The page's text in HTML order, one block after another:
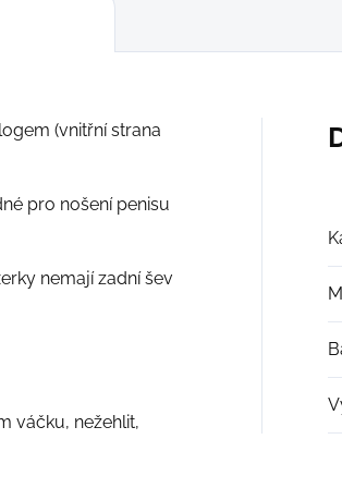
(vnitřní strana
pro nošení penisu
nemají zadní šev
váčku, nežehlit,